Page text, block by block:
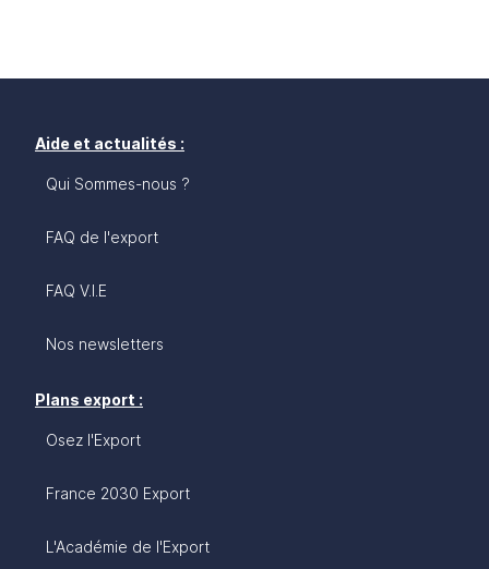
Aide et actualités :
Qui Sommes-nous ?
FAQ de l'export
FAQ V.I.E
Nos newsletters
Plans export :
Osez l'Export
France 2030 Export
L'Académie de l'Export